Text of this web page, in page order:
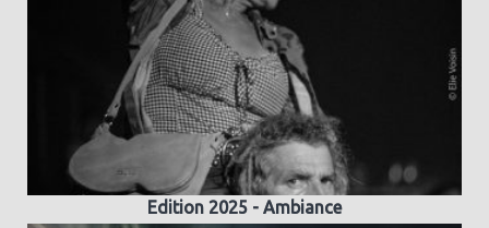
Edition 2025 - Ambiance